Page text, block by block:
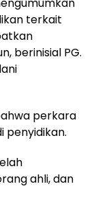
terkait
berinisial PG.
perkara
penyidikan.
ahli, dan